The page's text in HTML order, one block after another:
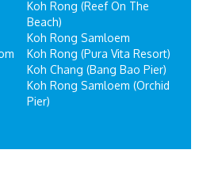
Koh Rong (Reef On The
Beach)
Koh Rong Samloem
Koh Rong (Pura Vita Resort)
Koh Chang (Bang Bao Pier)
Koh Rong Samloem (Orchid
Pier)